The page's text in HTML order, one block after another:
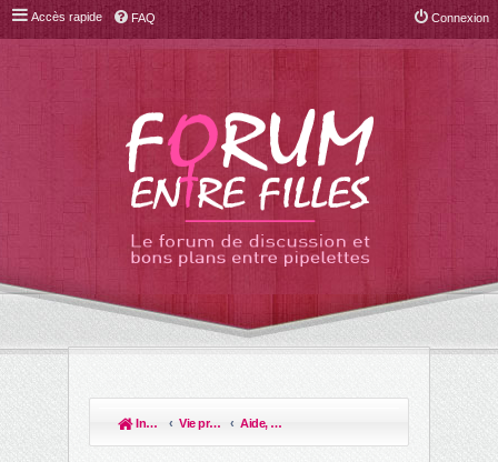
Accès rapide FAQ Connexion
Index du forum Vie pratique, conso, boulot Aide, divers et bons plans
ec